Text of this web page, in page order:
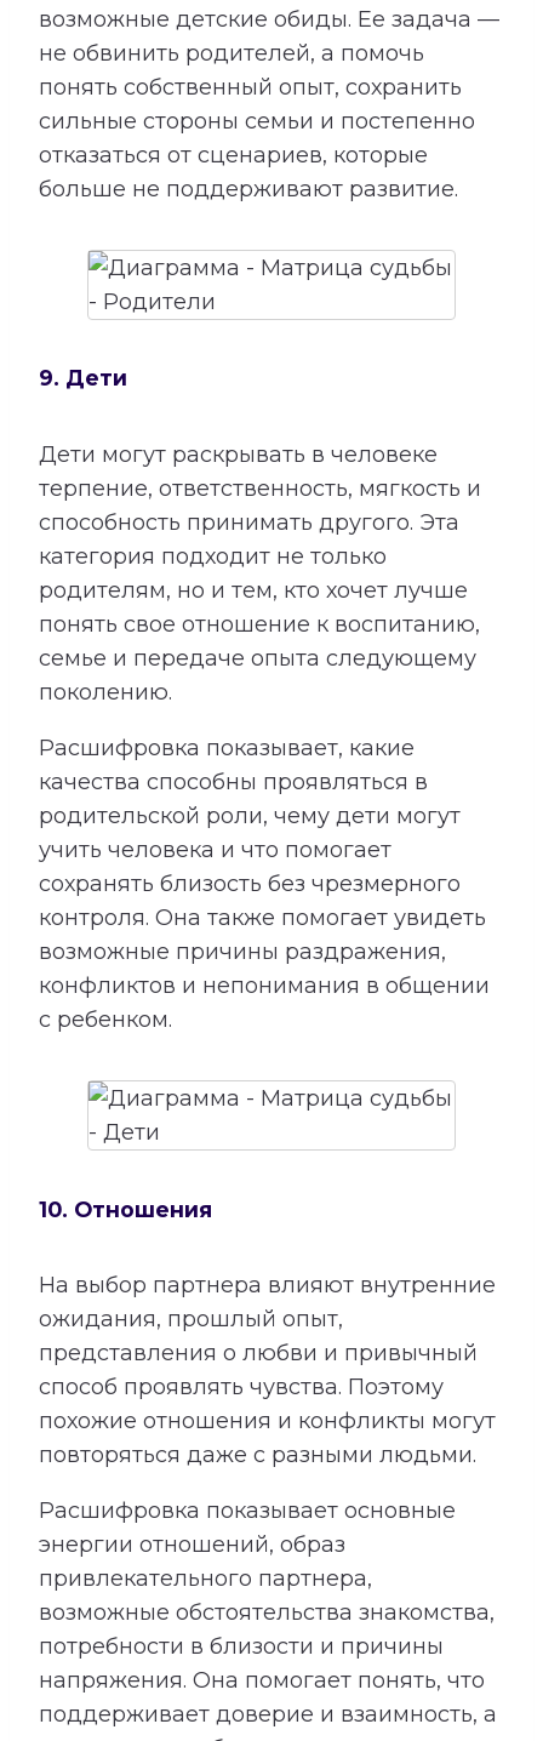
возможные детские обиды. Ее задача —
не обвинить родителей, а помочь
понять собственный опыт, сохранить
сильные стороны семьи и постепенно
отказаться от сценариев, которые
больше не поддерживают развитие.
9. Дети
Дети могут раскрывать в человеке
терпение, ответственность, мягкость и
способность принимать другого. Эта
категория подходит не только
родителям, но и тем, кто хочет лучше
понять свое отношение к воспитанию,
семье и передаче опыта следующему
поколению.
Расшифровка показывает, какие
качества способны проявляться в
родительской роли, чему дети могут
учить человека и что помогает
сохранять близость без чрезмерного
контроля. Она также помогает увидеть
возможные причины раздражения,
конфликтов и непонимания в общении
с ребенком.
10. Отношения
На выбор партнера влияют внутренние
ожидания, прошлый опыт,
представления о любви и привычный
способ проявлять чувства. Поэтому
похожие отношения и конфликты могут
повторяться даже с разными людьми.
Расшифровка показывает основные
энергии отношений, образ
привлекательного партнера,
возможные обстоятельства знакомства,
потребности в близости и причины
напряжения. Она помогает понять, что
поддерживает доверие и взаимность, а